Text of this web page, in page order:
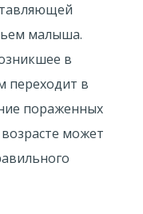
малыша.
в
переходит в
пораженных
может